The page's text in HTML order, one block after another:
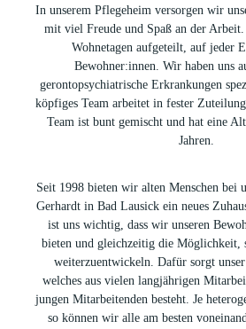
In unserem Pflegeheim versorgen wir
mit viel Freude und Spaß an der
Wohnetagen aufgeteilt, auf jeder
Bewohner:innen. Wir haben uns
gerontopsychiatrische Erkrankungen
köpfiges Team arbeitet in fester
Team ist bunt gemischt und hat eine
Jahren.
Seit 1998 bieten wir alten Menschen bei
Gerhardt in Bad Lausick ein neues
ist uns wichtig, dass wir unseren
bieten und gleichzeitig die Möglichkeit,
weiterzuentwickeln. Dafür sorgt
welches aus vielen langjährigen
jungen Mitarbeitenden besteht. Je
so können wir alle am besten